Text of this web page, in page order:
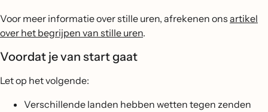
Voor meer informatie over stille uren, afrekenen ons artikel
over het begrijpen van stille uren.
Voordat je van start gaat
Let op het volgende:
Verschillende landen hebben wetten tegen zenden